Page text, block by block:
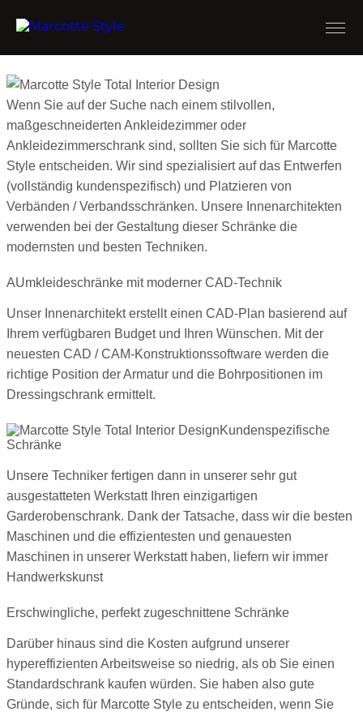
Wenn Sie auf der Suche nach einem stilvollen,
maßgeschneiderten Ankleidezimmer oder
Ankleidezimmerschrank sind, sollten Sie sich für Marcotte
Style entscheiden. Wir sind spezialisiert auf das Entwerfen
(vollständig kundenspezifisch) und Platzieren von
Verbänden / Verbandsschränken. Unsere Innenarchitekten
verwenden bei der Gestaltung dieser Schränke die
modernsten und besten Techniken.
AUmkleideschränke mit moderner CAD-Technik
Unser Innenarchitekt erstellt einen CAD-Plan basierend auf
Ihrem verfügbaren Budget und Ihren Wünschen. Mit der
neuesten CAD / CAM-Konstruktionssoftware werden die
richtige Position der Armatur und die Bohrpositionen im
Dressingschrank ermittelt.
Kundenspezifische
Schränke
Unsere Techniker fertigen dann in unserer sehr gut
ausgestatteten Werkstatt Ihren einzigartigen
Garderobenschrank. Dank der Tatsache, dass wir die besten
Maschinen und die effizientesten und genauesten
Maschinen in unserer Werkstatt haben, liefern wir immer
Handwerkskunst
Erschwingliche, perfekt zugeschnittene Schränke
Darüber hinaus sind die Kosten aufgrund unserer
hypereffizienten Arbeitsweise so niedrig, als ob Sie einen
Standardschrank kaufen würden. Sie haben also gute
Gründe, sich für Marcotte Style zu entscheiden, wenn Sie